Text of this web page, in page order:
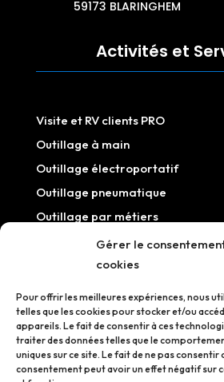
Gérer le
cookies
Pour offrir les meilleures expériences, nous
telles que les cookies pour stocker et/ou
appareils. Le fait de consentir à ces
traiter des données telles que le
uniques sur ce site. Le fait de ne pas consentir
consentement peut avoir un effet négatif sur
59173 BLARINGHEM
Activités et
Visite et RV clients PRO
Outillage à main
Outillage électroportatif
Outillage pneumatique
Outillage par métiers
Outillage / Equipement atelier
Mentions légales